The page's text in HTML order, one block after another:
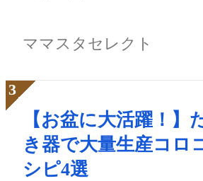
ママスタセレクト
【お盆に大活躍！】
き器で大量生産コロ
シピ4選